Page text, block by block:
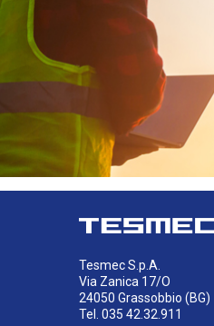
Tesmec S.p.A.
Via Zanica 17/O
24050 Grassobbio (BG)
Tel. 035 42.32.911